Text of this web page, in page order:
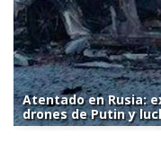
Atentado en Rusia:
drones de Putin y